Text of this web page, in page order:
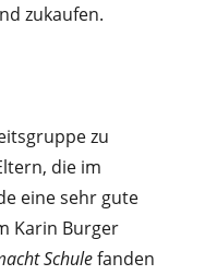
zukaufen.
zu
die im
eine sehr gute
Karin Burger
Schulefanden